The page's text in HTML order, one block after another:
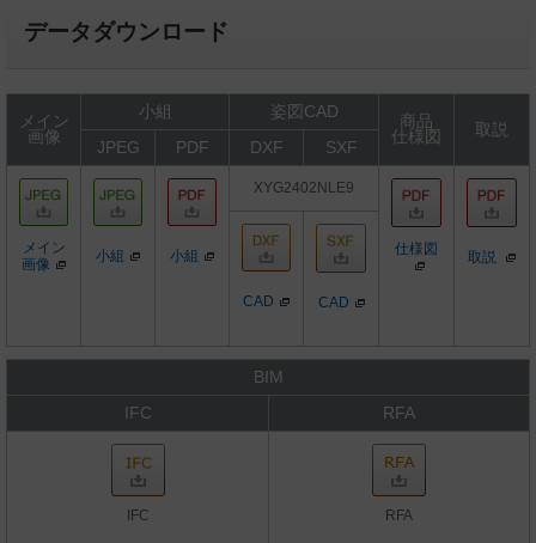
データダウンロード
メイン
画像
小組 姿図CAD
商品
仕様図
取説
JPEG
PDF DXF SXF
メイン
画像
小組 小組
XYG2402NLE9
仕様図 取説
CAD CAD
BIM
IFC
RFA
IFC RFA